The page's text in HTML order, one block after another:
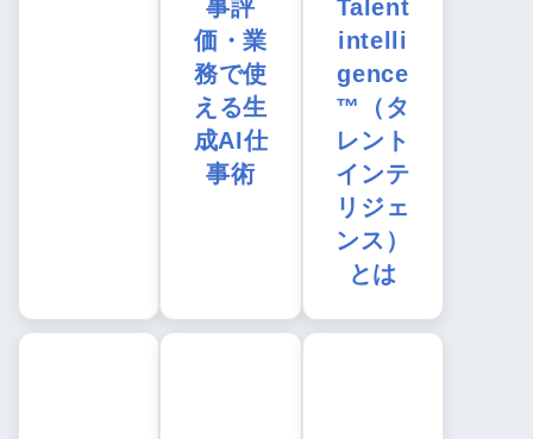
事評
価・業
務で使
える生
成AI仕
事術
Talent
intelli
gence
™（タ
レント
インテ
リジェ
ンス）
とは